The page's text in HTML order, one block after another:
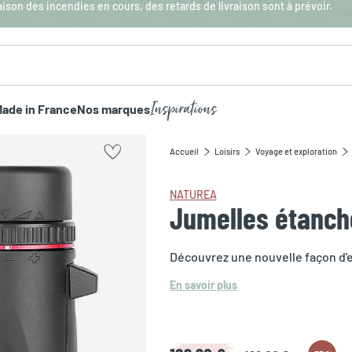
des incendies en cours, des retards de livraison sont à prévoir.
in FranceNos marquesInspirations
Accueil Loisirs Voyage et exploration
NATUREA
Jumelles
Découvrez une nouvelle façon
En savoir plus